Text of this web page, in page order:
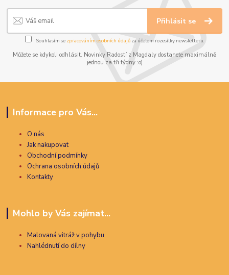
Přihlásit se
Souhlasím se zpracováním osobních údajůza účelem rozesílky newsletteru.
Můžete se kdykoli odhlásit. Novinky Radostí z Magdaly dostanete maximálně
jednou za tři týdny :o)
Informace pro Vás...
O nás
Jak nakupovat
Obchodní podmínky
Ochrana osobních údajů
Kontakty
Mohlo by Vás zajímat...
Malovaná vitráž v pohybu
Nahlédnutí do dílny